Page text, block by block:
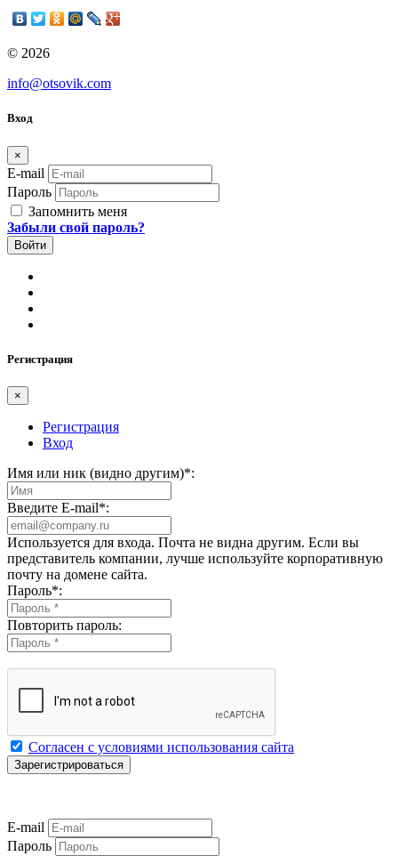
© 2026
info@otsovik.com
Вход
×
E-mail
Пароль
Запомнить меня
Забыли свой пароль?
Регистрация
×
Регистрация
Вход
Имя или ник (видно другим)*:
Введите E-mail*:
Используется для входа. Почта не видна другим. Если вы
представитель компании, лучше используйте корпоративную
почту на домене сайта.
Пароль*:
Повторить пароль:
Согласен с условиями использования сайта
E-mail
Пароль